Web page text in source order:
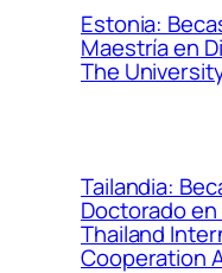
Estonia:
Maestría en
The
Tailandia:
Doctorado
Thailand
Cooperation